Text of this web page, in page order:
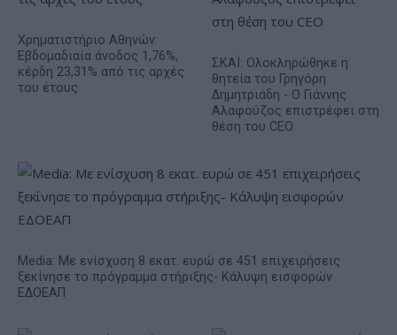
Χρηματιστήριο Αθηνών:
Εβδομαδιαία άνοδος 1,76%,
κέρδη 23,31% από τις αρχές
του έτους
ΣΚΑΪ: Ολοκληρώθηκε η
θητεία του Γρηγόρη
Δημητριάδη - Ο Γιάννης
Αλαφούζος επιστρέφει στη
θέση του CEO
Media: Με ενίσχυση 8 εκατ. ευρώ σε 451 επιχειρήσεις
ξεκίνησε το πρόγραμμα στήριξης- Κάλυψη εισφορών
ΕΔΟΕΑΠ